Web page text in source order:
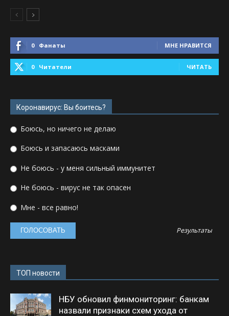
0 Фанаты МНЕ НРАВИТСЯ
0 Читатели ЧИТАТЬ
Коронавирус: Вы боитесь?
Боюсь, но ничего не делаю
Боюсь и запасаюсь масками
Не боюсь - у меня сильный иммунитет
Не боюсь - вирус не так опасен
Мне - все равно!
Результаты
ТОП новости
НБУ обновил финмониторинг: банкам
назвали признаки схем ухода от